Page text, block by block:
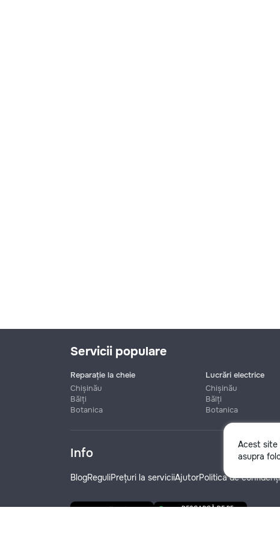
Acest site
asupra
Servicii populare
Reparație la cheie
Chișinău
Bălți
Botanica
Lucrări electrice
Chișinău
Bălți
Botanica
Info
BlogReguliPrețuri la serviciiAjutorPolitica de